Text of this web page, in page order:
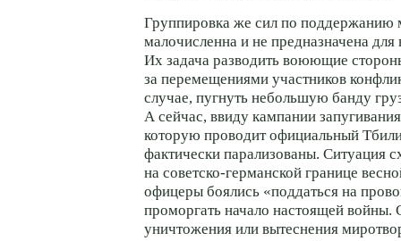
Группировка же сил по поддержанию
малочисленна и не предназначена для
Их задача разводить воюющие
за перемещениями участников
случае, пугнуть небольшую банду
А сейчас, ввиду кампании
которую проводит официальный
фактически парализованы. Ситуация
на советско-германской границе
офицеры боялись «поддаться на
проморгать начало настоящей войны.
уничтожения или вытеснения